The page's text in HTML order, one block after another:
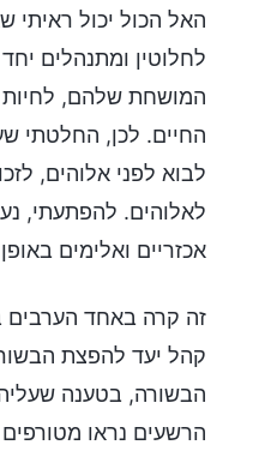
האל הכול יכול
לחלוטין ומתנהלים
המושחת שלהם, לחיות
החיים. לכן, החלטתי
לבוא לפני אלוהים,
לאלוהים. להפתעתי,
אכזריים ואלימים
קהל יעד להפצת
הבשורה, בטענה
הרשעים נראו